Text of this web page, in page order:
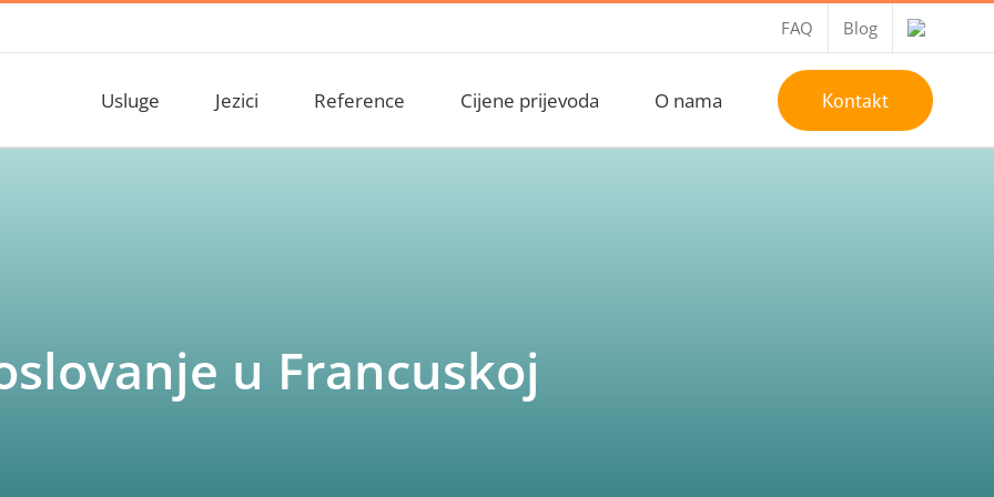
FAQ Blog
Usluge Jezici Reference Cijene prijevoda O nama Kontakt
u Francuskoj